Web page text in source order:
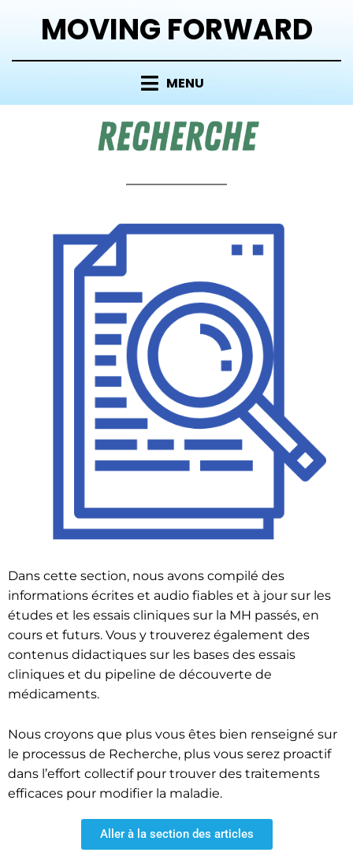
MOVING FORWARD
MENU
Dans cette section, nous avons compilé des
informations écrites et audio fiables et à jour sur les
études et les essais cliniques sur la MH passés, en
cours et futurs. Vous y trouverez également des
contenus didactiques sur les bases des essais
cliniques et du pipeline de découverte de
médicaments.
Nous croyons que plus vous êtes bien renseigné sur
le processus de Recherche, plus vous serez proactif
dans l’effort collectif pour trouver des traitements
efficaces pour modifier la maladie.
Aller à la section des articles